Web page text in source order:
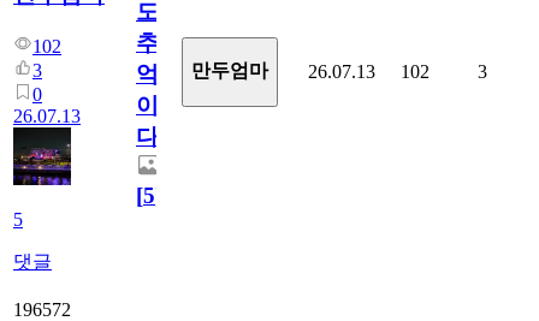
102
3
0
26.07.13
5
댓글
도
추
억
이
다.
[5]
만두엄마 26.07.13 102 3
196572